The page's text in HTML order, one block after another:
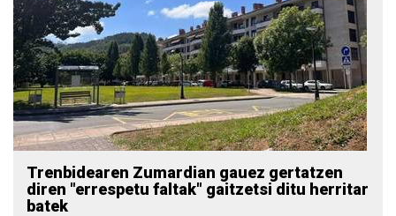
Trenbidearen Zumardian gauez gertatzen
diren "errespetu faltak" gaitzetsi ditu herritar
batek